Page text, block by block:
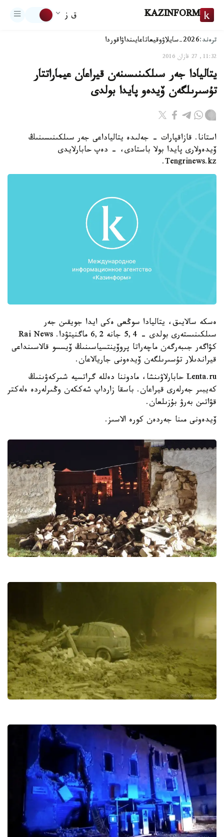
KAZINFORM ق ز
ترەند:2026-سايلاۋ وقيعاتاعايىنداۋاقوردا
11:32, 27 قازان 2016
يتاليادا جەر سىلكىنىسىنەن قيراعان عيماراتتار
تۇسىرىلگەن ۆيدەو پايدا بولدى
استانا. قازاقپارات - جەلىدە يتالياداعى جەر سىلكىنىسىنىڭ
ۆيدەولارى پايدا بولا باستادى، - دەپ حابارلايدى
Tengrinews.kz.
ەسكە سالايىق، يتاليادا سوڭعى ەكى ايدا جويقىن جەر
سىلكىنىستەرى بولدى - 5,4 جانە 6,2 ماگنيتۋدا. Rai News
كۋاگەر جىبەرگەن ماچەراتا پروۆينتسياسىنىڭ ۆيسسو قالاسىنداعى
قيراندىلار تۇسىرىلگەن ۆيدەونى جاريالاعان.
Lenta.ru حابارلاۋىنشا، مادوننا دەللە گراتسيە شىركەۋىنىڭ
كەيبىر جەرلەرى قيراعان. باسقا زارداپ شەككەن وڭىرلەردە ەلەكتر
قۋاتىن بەرۋ بۇزىلعان.
ۆيدەونى مىنا جەردەن كورە الاسىز.